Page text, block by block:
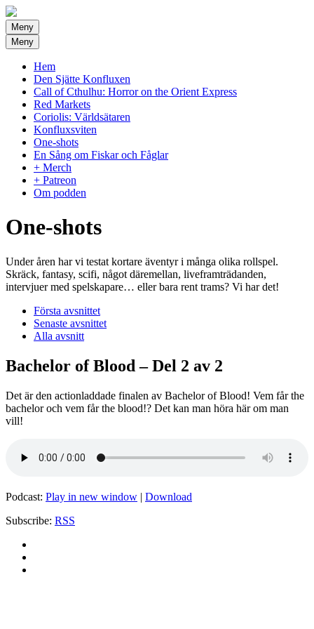
Meny
Meny
Hem
Den Sjätte Konfluxen
Call of Cthulhu: Horror on the Orient Express
Red Markets
Coriolis: Världsätaren
Konfluxsviten
One-shots
En Sång om Fiskar och Fåglar
+ Merch
+ Patreon
Om podden
One-shots
Under åren har vi testat kortare äventyr i många olika rollspel.
Skräck, fantasy, scifi, något däremellan, liveframträdanden,
intervjuer med spelskapare… eller bara rent trams? Vi har det!
Första avsnittet
Senaste avsnittet
Alla avsnitt
Bachelor of Blood – Del 2 av 2
Det är den actionladdade finalen av Bachelor of Blood! Vem får the
bachelor och vem får the blood!? Det kan man höra här om man
vill!
Podcast: Play in new window | Download
Subscribe: RSS